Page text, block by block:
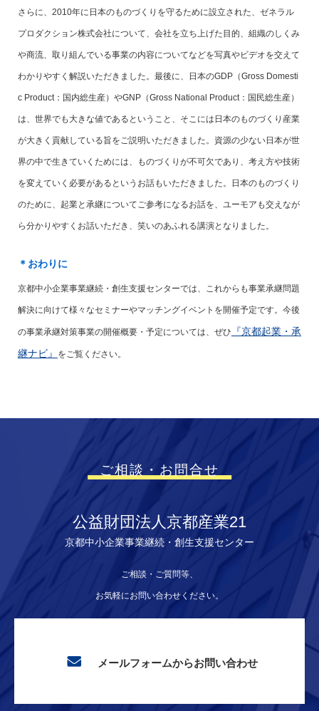
さらに、2010年に日本のものづくりを守るために設立された、ゼネラル
プロダクション株式会社について、会社を立ち上げた目的、組織のしくみ
や商流、取り組んでいる事業の内容についてなどを写真やビデオを交えて
わかりやすく解説いただきました。最後に、日本のGDP（Gross Domesti
c Product：国内総生産）やGNP（Gross National Product：国民総生産）
は、世界でも大きな値であるということ、そこには日本のものづくり産業
が大きく貢献している旨をご説明いただきました。資源の少ない日本が世
界の中で生きていくためには、ものづくりが不可欠であり、考え方や技術
を変えていく必要があるというお話もいただきました。日本のものづくり
のために、起業と承継についてご参考になるお話を、ユーモアも交えなが
ら分かりやすくお話いただき、笑いのあふれる講演となりました。
＊おわりに
京都中小企業事業継続・創生支援センターでは、これからも事業承継問題
解決に向けて様々なセミナーやマッチングイベントを開催予定です。今後
の事業承継対策事業の開催概要・予定については、ぜひ
『京都起業・承
継ナビ』
をご覧ください。
ご相談・お問合せ
公益財団法人京都産業21
京都中小企業事業継続・創生支援センター
ご相談・ご質問等、
お気軽にお問い合わせください。
メールフォームからお問い合わせ